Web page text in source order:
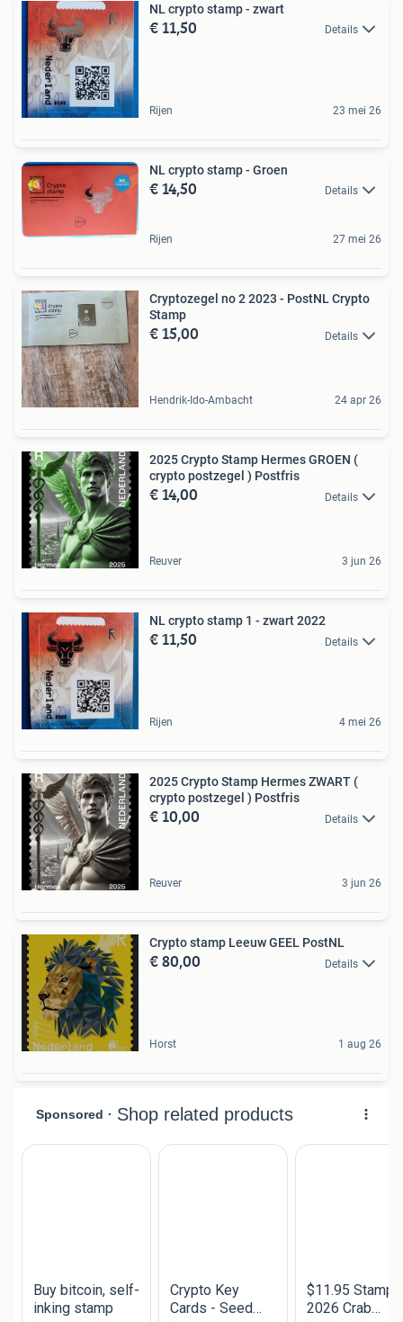
NL crypto stamp - zwart
€ 11,50 Details
Rijen 23 mei 26
NL crypto stamp - Groen
€ 14,50 Details
Rijen 27 mei 26
Cryptozegel no 2 2023 - PostNL Crypto
Stamp
€ 15,00 Details
Hendrik-Ido-Ambacht 24 apr 26
2025 Crypto Stamp Hermes GROEN (
crypto postzegel ) Postfris
€ 14,00 Details
Reuver 3 jun 26
NL crypto stamp 1 - zwart 2022
€ 11,50 Details
Rijen 4 mei 26
2025 Crypto Stamp Hermes ZWART (
crypto postzegel ) Postfris
€ 10,00 Details
Reuver 3 jun 26
Crypto stamp Leeuw GEEL PostNL
€ 80,00 Details
Horst 1 aug 26